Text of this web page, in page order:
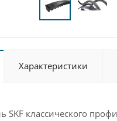
Характеристики
SKF классического